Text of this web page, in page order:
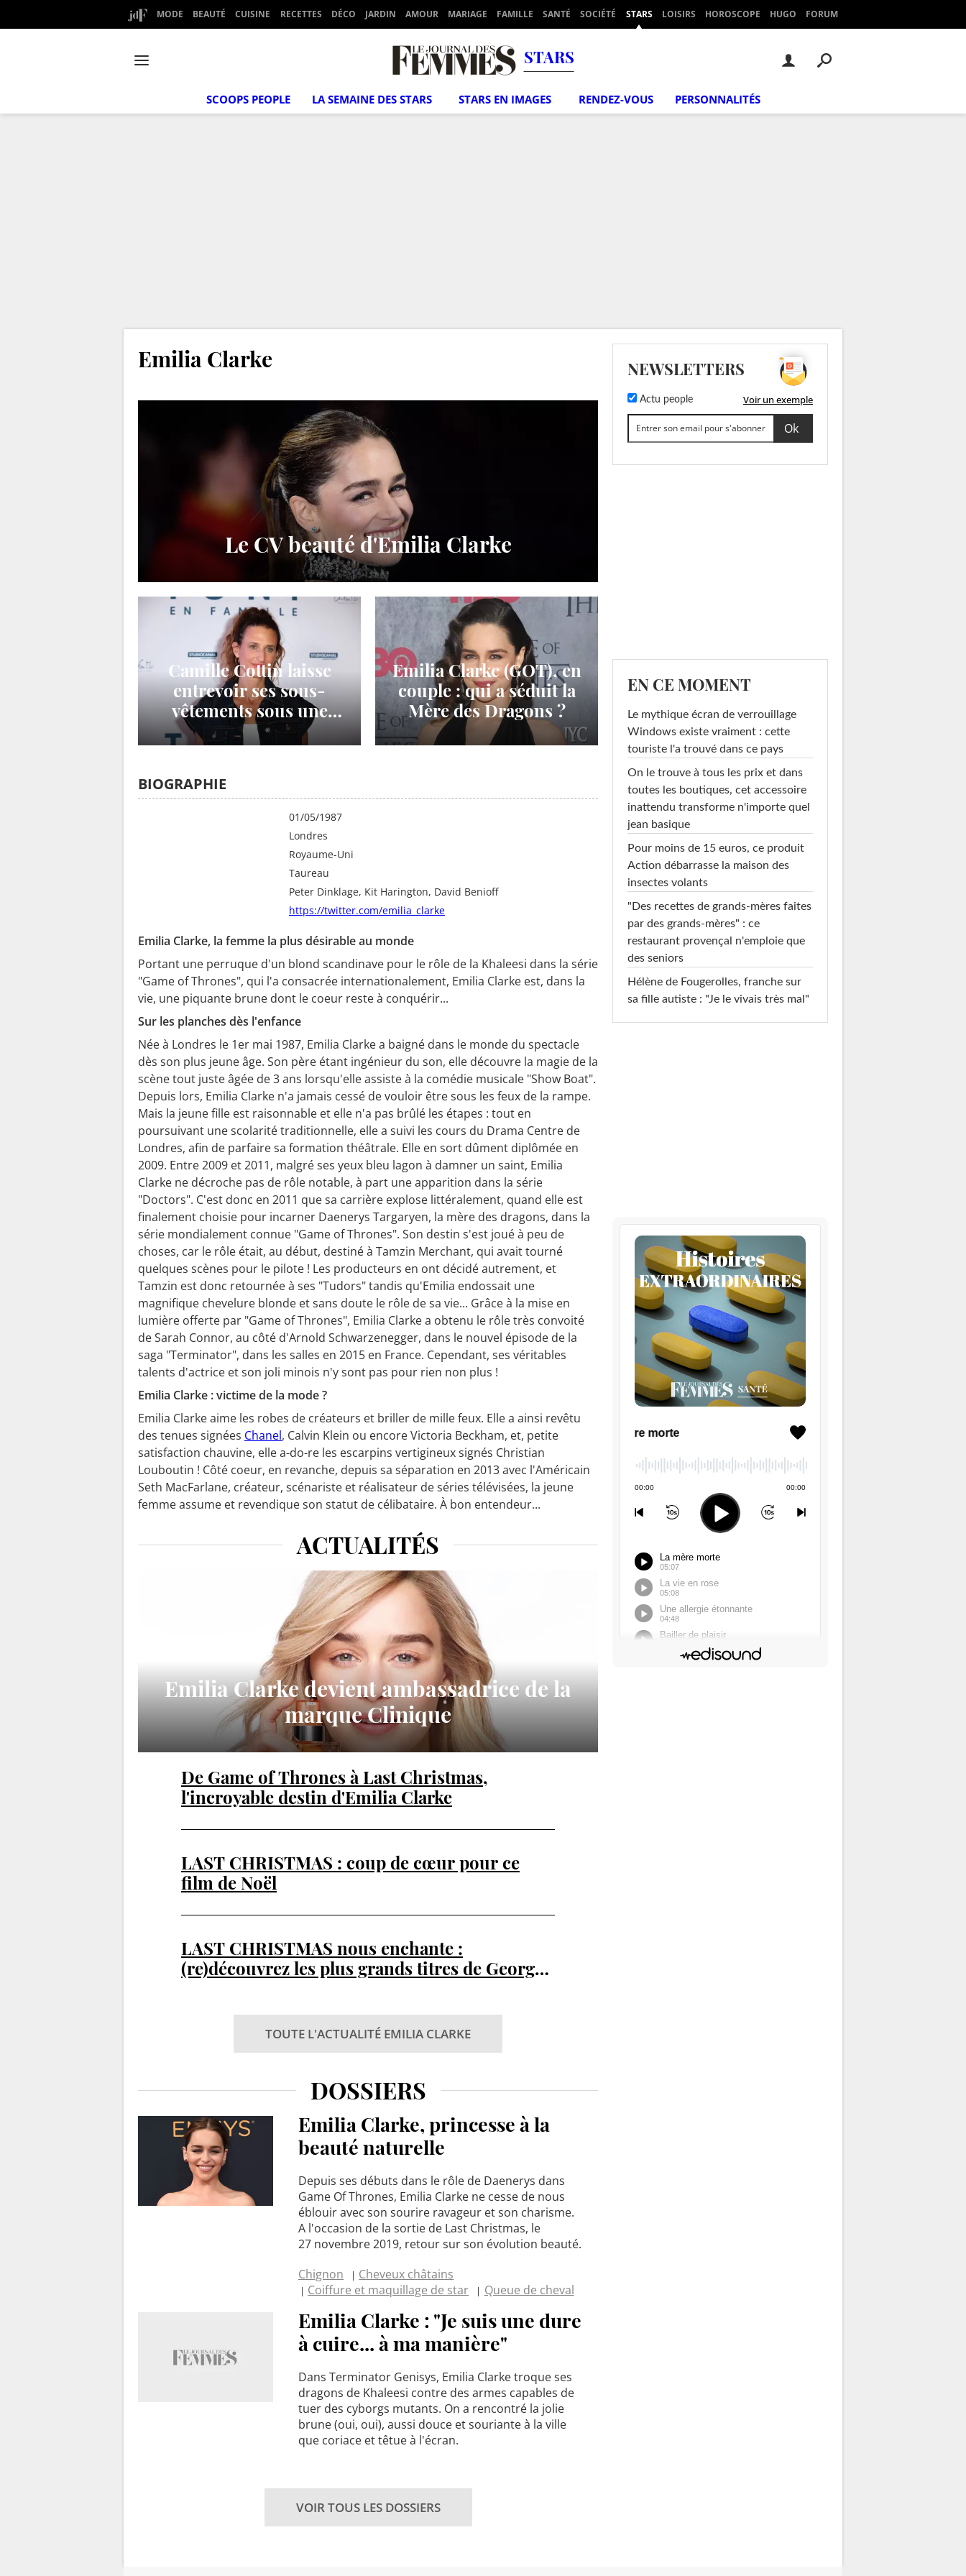
MODE BEAUTÉ CUISINE RECETTES DÉCO JARDIN AMOUR MARIAGE FAMILLE SANTÉ SOCIÉTÉ STARS LOISIRS HOROSCOPE HUGO FORUM
STARS
SCOOPS PEOPLE LA SEMAINE DES STARS STARS EN IMAGES RENDEZ-VOUS PERSONNALITÉS
Emilia Clarke
Le CV beauté d'Emilia Clarke
Camille Cottin laisse
entrevoir ses sous-
vêtements sous une
robe entièrement
transparente
Emilia Clarke (GOT), en
couple : qui a séduit la
Mère des Dragons ?
BIOGRAPHIE
01/05/1987
Londres
Royaume-Uni
Taureau
Peter Dinklage, Kit Harington, David Benioff
https://twitter.com/emilia_clarke
Emilia Clarke, la femme la plus désirable au monde
Portant une perruque d'un blond scandinave pour le rôle de la Khaleesi dans la série
"Game of Thrones", qui l'a consacrée internationalement, Emilia Clarke est, dans la
vie, une piquante brune dont le coeur reste à conquérir...
Sur les planches dès l'enfance
Née à Londres le 1er mai 1987, Emilia Clarke a baigné dans le monde du spectacle
dès son plus jeune âge. Son père étant ingénieur du son, elle découvre la magie de la
scène tout juste âgée de 3 ans lorsqu'elle assiste à la comédie musicale "Show Boat".
Depuis lors, Emilia Clarke n'a jamais cessé de vouloir être sous les feux de la rampe.
Mais la jeune fille est raisonnable et elle n'a pas brûlé les étapes : tout en
poursuivant une scolarité traditionnelle, elle a suivi les cours du Drama Centre de
Londres, afin de parfaire sa formation théâtrale. Elle en sort dûment diplômée en
2009. Entre 2009 et 2011, malgré ses yeux bleu lagon à damner un saint, Emilia
Clarke ne décroche pas de rôle notable, à part une apparition dans la série
"Doctors". C'est donc en 2011 que sa carrière explose littéralement, quand elle est
finalement choisie pour incarner Daenerys Targaryen, la mère des dragons, dans la
série mondialement connue "Game of Thrones". Son destin s'est joué à peu de
choses, car le rôle était, au début, destiné à Tamzin Merchant, qui avait tourné
quelques scènes pour le pilote ! Les producteurs en ont décidé autrement, et
Tamzin est donc retournée à ses "Tudors" tandis qu'Emilia endossait une
magnifique chevelure blonde et sans doute le rôle de sa vie... Grâce à la mise en
lumière offerte par "Game of Thrones", Emilia Clarke a obtenu le rôle très convoité
de Sarah Connor, au côté d'Arnold Schwarzenegger, dans le nouvel épisode de la
saga "Terminator", dans les salles en 2015 en France. Cependant, ses véritables
talents d'actrice et son joli minois n'y sont pas pour rien non plus !
Emilia Clarke : victime de la mode ?
Emilia Clarke aime les robes de créateurs et briller de mille feux. Elle a ainsi revêtu
des tenues signées Chanel, Calvin Klein ou encore Victoria Beckham, et, petite
satisfaction chauvine, elle a-do-re les escarpins vertigineux signés Christian
Louboutin ! Côté coeur, en revanche, depuis sa séparation en 2013 avec l'Américain
Seth MacFarlane, créateur, scénariste et réalisateur de séries télévisées, la jeune
femme assume et revendique son statut de célibataire. À bon entendeur...
ACTUALITÉS
Emilia Clarke devient ambassadrice de la
marque Clinique
De Game of Thrones à Last Christmas,
l'incroyable destin d'Emilia Clarke
LAST CHRISTMAS : coup de cœur pour ce
film de Noël
LAST CHRISTMAS nous enchante :
(re)découvrez les plus grands titres de George
TOUTE L'ACTUALITÉ EMILIA CLARKE
DOSSIERS
Emilia Clarke, princesse à la
beauté naturelle
Depuis ses débuts dans le rôle de Daenerys dans
Game Of Thrones, Emilia Clarke ne cesse de nous
éblouir avec son sourire ravageur et son charisme.
A l'occasion de la sortie de Last Christmas, le
27 novembre 2019, retour sur son évolution beauté.
Chignon
Cheveux châtains
Coiffure et maquillage de star
Queue de cheval
Emilia Clarke : "Je suis une dure
à cuire... à ma manière"
Dans Terminator Genisys, Emilia Clarke troque ses
dragons de Khaleesi contre des armes capables de
tuer des cyborgs mutants. On a rencontré la jolie
brune (oui, oui), aussi douce et souriante à la ville
que coriace et têtue à l'écran.
VOIR TOUS LES DOSSIERS
NEWSLETTERS
Actu people Voir un exemple
EN CE MOMENT
Le mythique écran de verrouillage
Windows existe vraiment : cette
touriste l'a trouvé dans ce pays
On le trouve à tous les prix et dans
toutes les boutiques, cet accessoire
inattendu transforme n'importe quel
jean basique
Pour moins de 15 euros, ce produit
Action débarrasse la maison des
insectes volants
"Des recettes de grands-mères faites
par des grands-mères" : ce
restaurant provençal n'emploie que
des seniors
Hélène de Fougerolles, franche sur
sa fille autiste : "Je le vivais très mal"